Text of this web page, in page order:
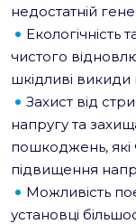
недостатній
чистого
шкідливі
Захист від
напругу та
пошкоджень, які
підвищення
Можливість
установці